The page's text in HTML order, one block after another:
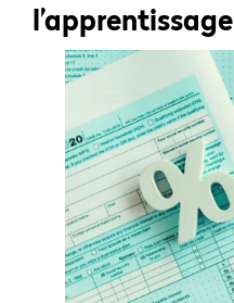
l’apprentissage